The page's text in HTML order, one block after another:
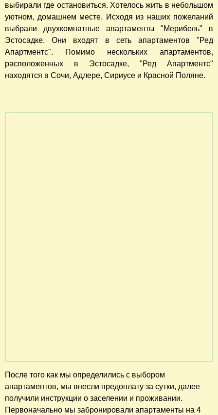
выбирали где остановиться. Хотелось жить в небольшом
уютном, домашнем месте. Исходя из наших пожеланий
выбрали двухкомнатные апартаменты "Мерибель" в
Эстосадке. Они входят в сеть апартаментов "Ред
Апартментс". Помимо нескольких апартаментов,
расположенных в Эстосадке, "Ред Апартментс"
находятся в Сочи, Адлере, Сириусе и Красной Поляне.
После того как мы определились с выбором
апартаментов, мы внесли предоплату за сутки, далее
получили инструкции о заселении и проживании.
Первоначально мы забронировали апартаменты на 4